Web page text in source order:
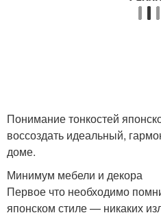
Понимание тонкостей
воссоздать идеальный,
доме.
Минимум мебели и декора
Первое что необходимо
японском стиле — никаких